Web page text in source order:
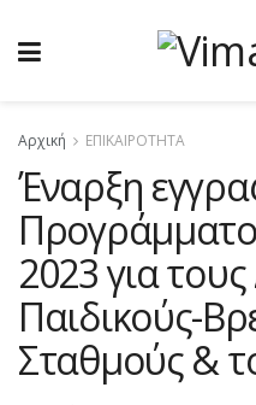
Αρχική ΕΠΙΚΑΙΡΟΤΗΤΑ
Έναρξη
2023 για
Παιδικούς-
Σταθμούς &